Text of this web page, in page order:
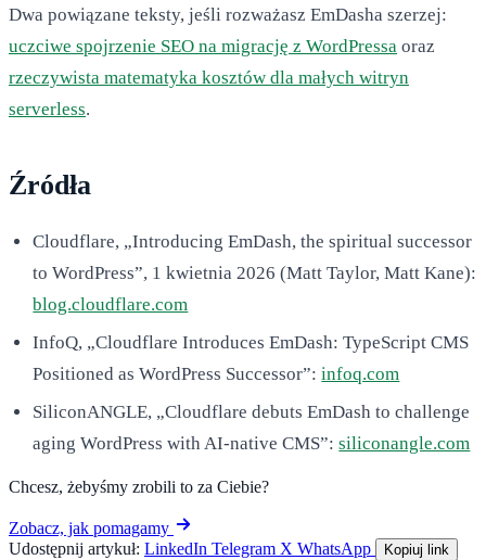
Dwa powiązane teksty, jeśli rozważasz EmDasha szerzej:
uczciwe spojrzenie SEO na migrację z WordPressa oraz
rzeczywista matematyka kosztów dla małych witryn
serverless.
Źródła
Cloudflare, „Introducing EmDash, the spiritual successor
to WordPress”, 1 kwietnia 2026 (Matt Taylor, Matt Kane):
blog.cloudflare.com
InfoQ, „Cloudflare Introduces EmDash: TypeScript CMS
Positioned as WordPress Successor”:infoq.com
SiliconANGLE, „Cloudflare debuts EmDash to challenge
aging WordPress with AI-native CMS”:siliconangle.com
Chcesz, żebyśmy zrobili to za Ciebie?
Zobacz, jak pomagamy
Udostępnij artykuł: LinkedIn Telegram X WhatsApp Kopiuj link